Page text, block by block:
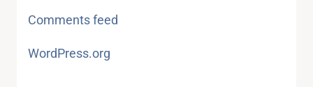
Comments feed
WordPress.org